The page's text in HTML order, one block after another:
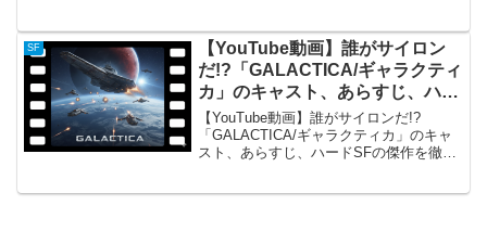
ション映画です。監督・脚本を務めたの
は、後に『ス...
SF
【YouTube動画】誰がサイロン
だ!?「GALACTICA/ギャラクティ
カ」のキャスト、あらすじ、ハー
ドSFの傑作を徹底解説
【YouTube動画】誰がサイロンだ!?
「GALACTICA/ギャラクティカ」のキャ
スト、あらすじ、ハードSFの傑作を徹底